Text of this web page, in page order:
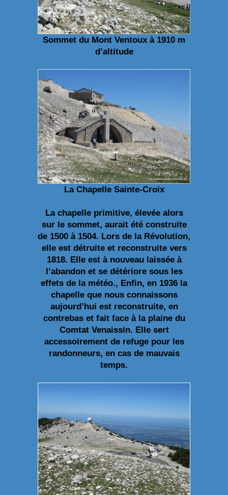
Sommet du Mont Ventoux à 1910 m
d’altitude
La Chapelle Sainte-Croix
La chapelle primitive, élevée alors
sur le sommet, aurait été construite
de 1500 à 1504. Lors de la Révolution,
elle est détruite et reconstruite vers
1818. Elle est à nouveau laissée à
l’abandon et se détériore sous les
effets de la météo., Enfin, en 1936 la
chapelle que nous connaissons
aujourd’hui est reconstruite, en
contrebas et fait face à la plaine du
Comtat Venaissin. Elle sert
accessoirement de refuge pour les
randonneurs, en cas de mauvais
temps.